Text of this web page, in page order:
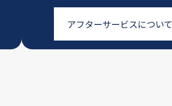
アフターサービスについて